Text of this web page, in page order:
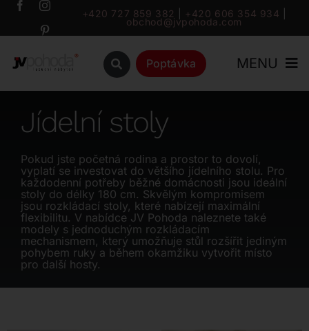
Přeskočit
+420 727 859 382 +420 606 354 934
obchod@jvpohoda.com
Poptávka MENU
Úvod
Katalog
Značky
Jídelní stoly
Pokud jste početná rodina a prostor to dovolí,
vyplatí se investovat do většího jídelního stolu. Pro
každodenní potřeby běžné domácnosti jsou ideální
stoly do délky 180 cm. Skvělým kompromisem
jsou rozkládací stoly, které nabízejí maximální
flexibilitu. V nabídce JV Pohoda naleznete také
modely s jednoduchým rozkládacím
mechanismem, který umožňuje stůl rozšířit jediným
pohybem ruky a během okamžiku vytvořit místo
pro další hosty.